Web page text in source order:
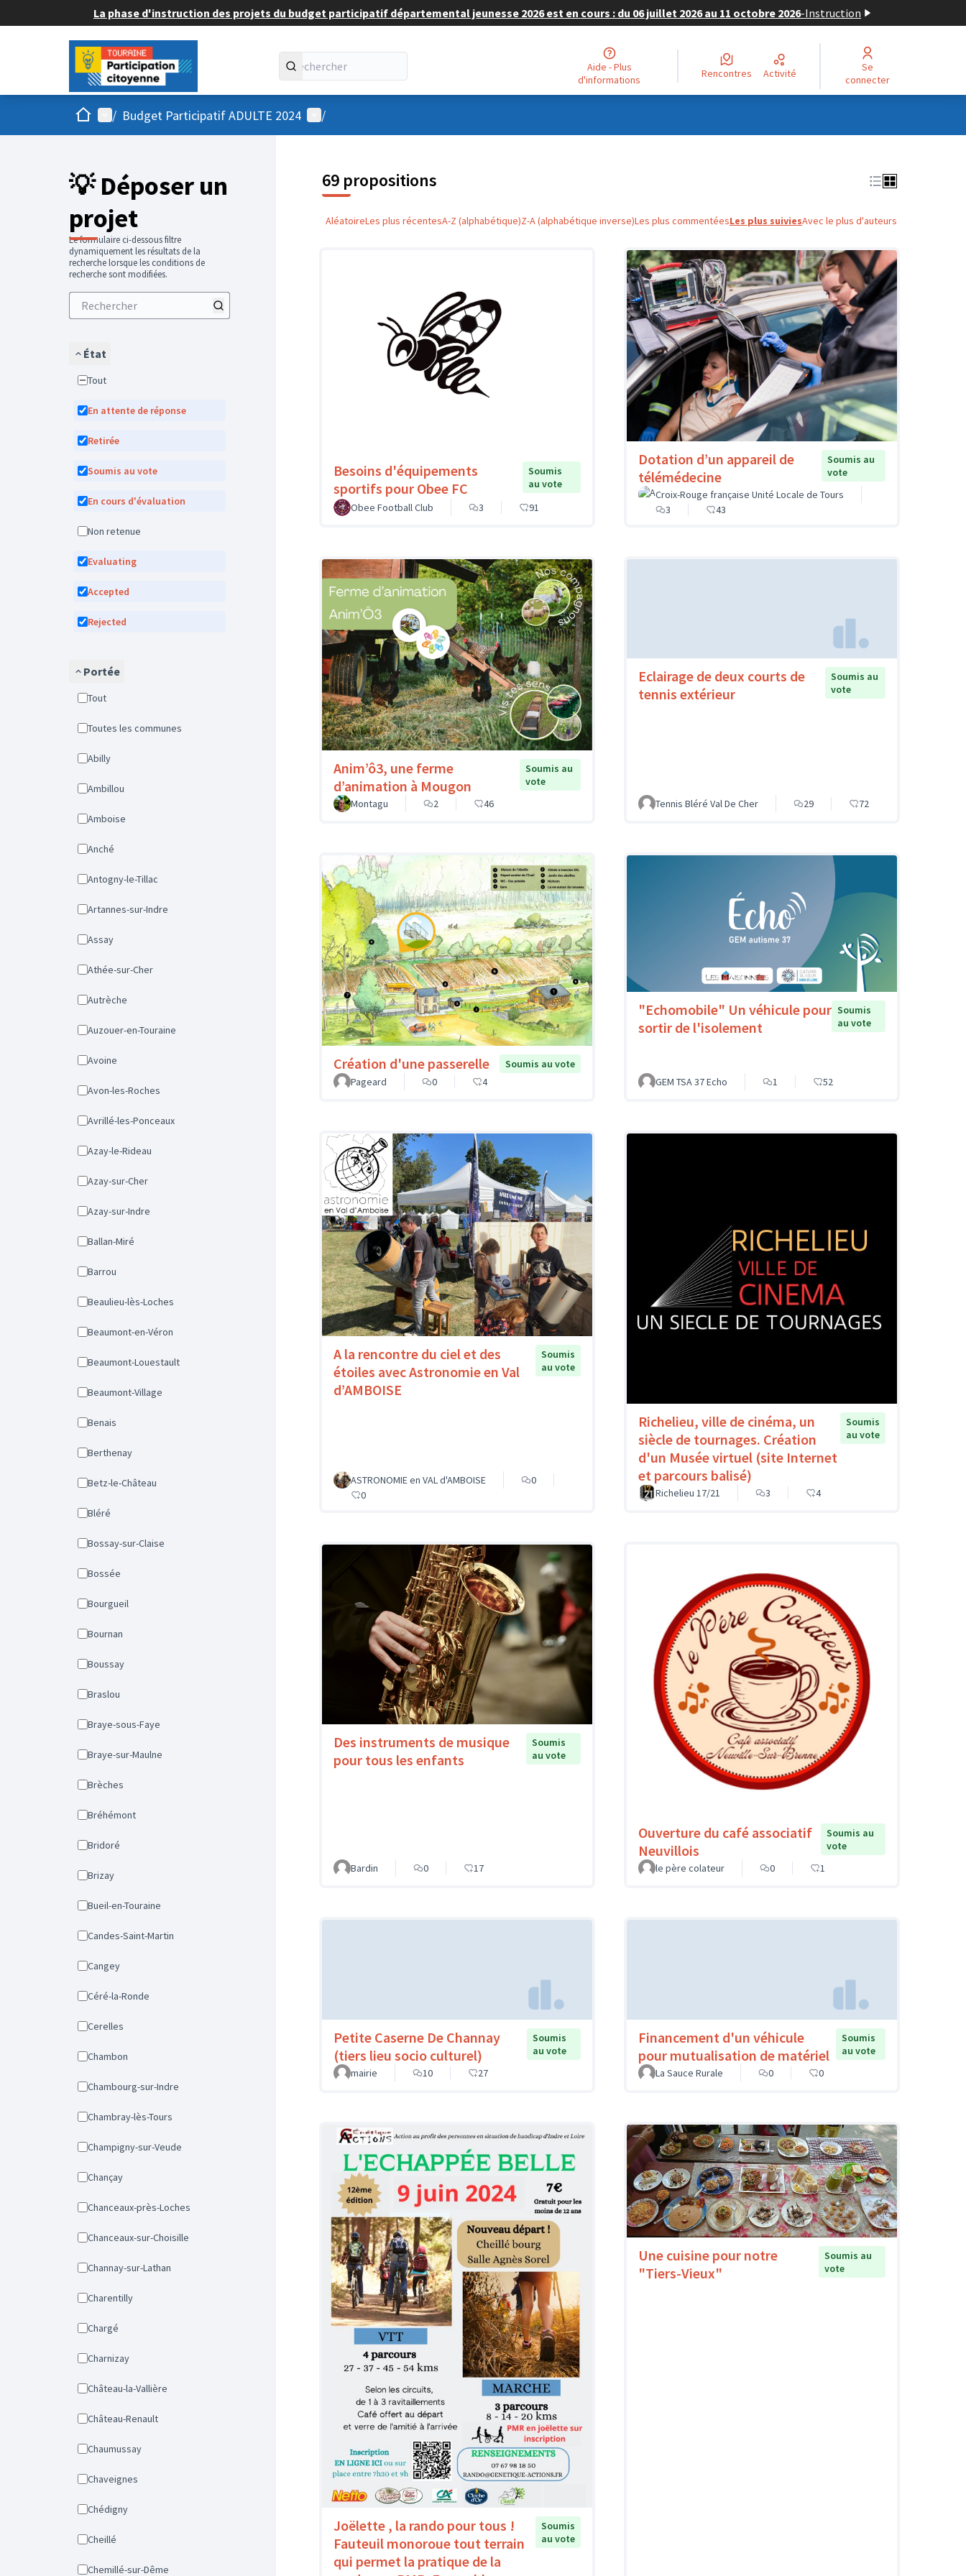
La phase d'instruction des projets du budget participatif départemental jeunesse 2026 est en cours : du 06 juillet 2026 au 11 octobre 2026-Instruction
Aide - Plus
d'informations
Rencontres Activité
Se
connecter
AccueilMenu principal
/ Budget Participatif ADULTE 2024 Menu utilisateur
/
💡 Déposer un
projet
Le formulaire ci-dessous filtre
dynamiquement les résultats de la
recherche lorsque les conditions de
recherche sont modifiées.
État
Tout
En attente de réponse
Retirée
Soumis au vote
En cours d'évaluation
Non retenue
Evaluating
Accepted
Rejected
Portée
Tout
Toutes les communes
Abilly
Ambillou
Amboise
Anché
Antogny-le-Tillac
Artannes-sur-Indre
Assay
Athée-sur-Cher
Autrèche
Auzouer-en-Touraine
Avoine
Avon-les-Roches
Avrillé-les-Ponceaux
Azay-le-Rideau
Azay-sur-Cher
Azay-sur-Indre
Ballan-Miré
Barrou
Beaulieu-lès-Loches
Beaumont-en-Véron
Beaumont-Louestault
Beaumont-Village
Benais
Berthenay
Betz-le-Château
Bléré
Bossay-sur-Claise
Bossée
Bourgueil
Bournan
Boussay
Braslou
Braye-sous-Faye
Braye-sur-Maulne
Brèches
Bréhémont
Bridoré
Brizay
Bueil-en-Touraine
Candes-Saint-Martin
Cangey
Céré-la-Ronde
Cerelles
Chambon
Chambourg-sur-Indre
Chambray-lès-Tours
Champigny-sur-Veude
Chançay
Chanceaux-près-Loches
Chanceaux-sur-Choisille
Channay-sur-Lathan
Charentilly
Chargé
Charnizay
Château-la-Vallière
Château-Renault
Chaumussay
Chaveignes
Chédigny
Cheillé
Chemillé-sur-Dême
69 propositions
AléatoireLes plus récentesA-Z (alphabétique)Z-A (alphabétique inverse)Les plus commentéesLes plus suiviesAvec le plus d'auteurs
Besoins d'équipements
sportifs pour Obee FC
Soumis
au vote
Obee Football Club
3 91
Dotation d’un appareil de
télémédecine
Soumis au
vote
Croix-Rouge française Unité Locale de Tours
3
43
Anim’ô3, une ferme
d’animation à Mougon
Soumis au
vote
Montagu
2 46
Eclairage de deux courts de
tennis extérieur
Soumis au
vote
Tennis Bléré Val De Cher 29 72
Création d'une passerelle
Soumis au vote
Pageard
0 4
"Echomobile" Un véhicule pour
sortir de l'isolement
Soumis
au vote
GEM TSA 37 Echo 1 52
A la rencontre du ciel et des
étoiles avec Astronomie en Val
d’AMBOISE
Soumis
au vote
ASTRONOMIE en VAL d'AMBOISE
0
0
Richelieu, ville de cinéma, un
siècle de tournages. Création
d'un Musée virtuel (site Internet
et parcours balisé)
Soumis
au vote
Richelieu 17/21 3 4
Des instruments de musique
pour tous les enfants
Soumis
au vote
Bardin 0 17
Ouverture du café associatif
Neuvillois
Soumis au
vote
le père colateur
0 1
Petite Caserne De Channay
(tiers lieu socio culturel)
Soumis
au vote
mairie
10 27
Financement d'un véhicule
pour mutualisation de matériel
Soumis
au vote
La Sauce Rurale
0 0
Joëlette , la rando pour tous !
Fauteuil monoroue tout terrain
qui permet la pratique de la
Soumis
au vote
Une cuisine pour notre
"Tiers-Vieux"
Soumis au
vote